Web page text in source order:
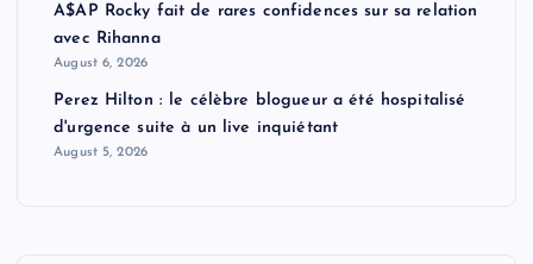
i
n
a
A$AP Rocky fait de rares confidences sur sa relation
avec Rihanna
August 6, 2026
Perez Hilton : le célèbre blogueur a été hospitalisé
d'urgence suite à un live inquiétant
August 5, 2026